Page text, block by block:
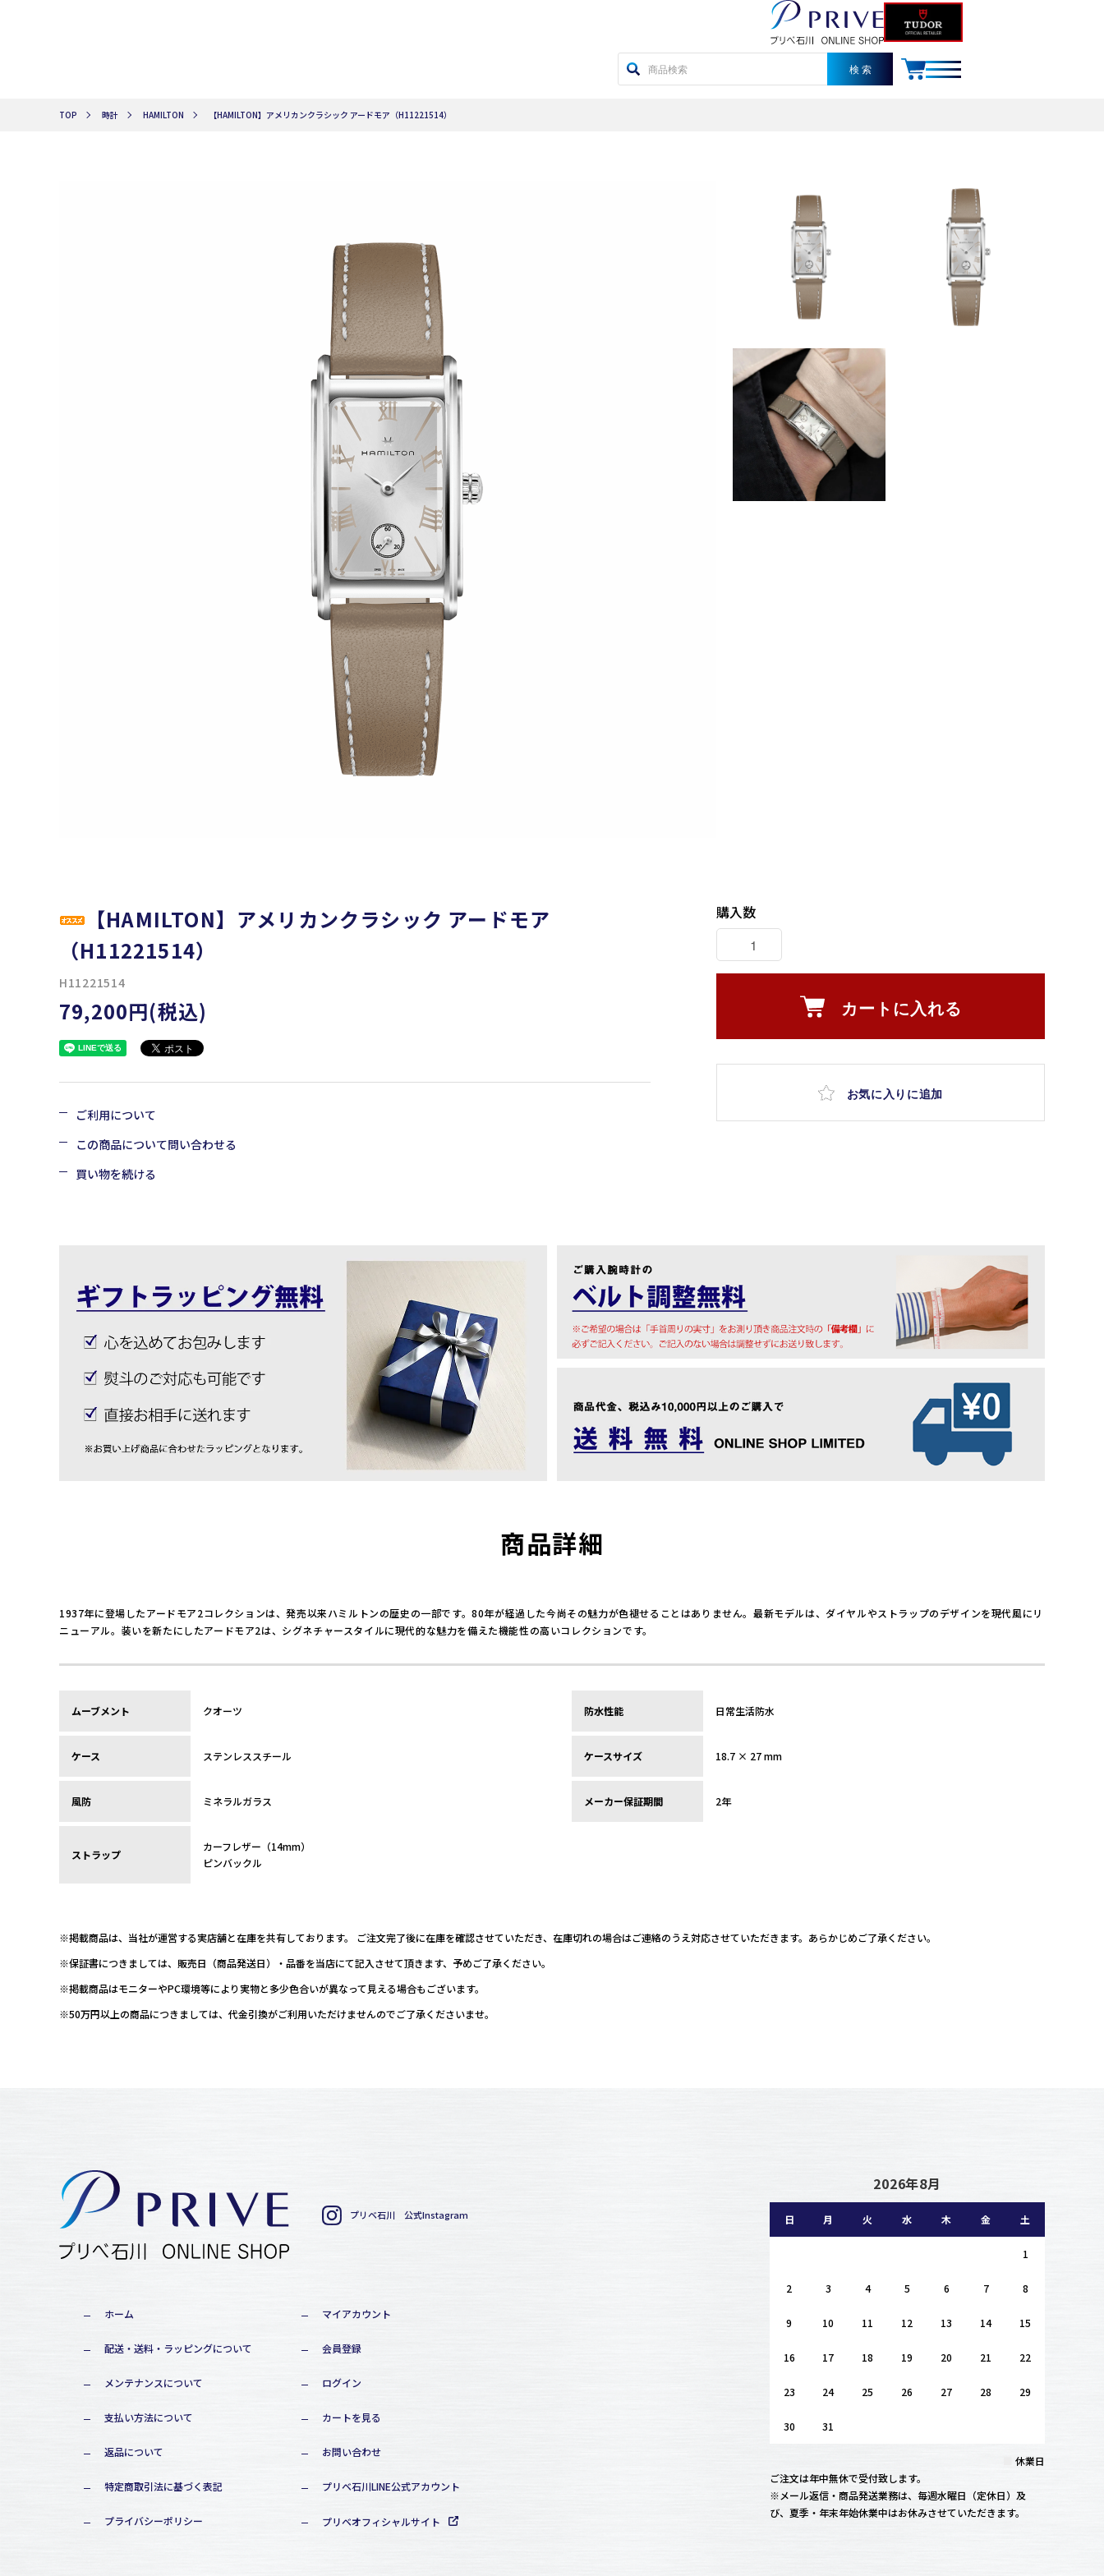
TOP 時計 HAMILTON 【HAMILTON】アメリカンクラシック アードモア（H11221514）
【HAMILTON】アメリカンクラシック アードモア
（H11221514）
H11221514
79,200円(税込)
ご利用について
この商品について問い合わせる
買い物を続ける
購入数
カートに入れる
お気に入りに追加
商品詳細
1937年に登場したアードモア2コレクションは、発売以来ハミルトンの歴史の一部です。80年が経過した今尚その魅力が色褪せることはありません。最新モデルは、ダイヤルやストラップのデザインを現代風にリ
ニューアル。装いを新たにしたアードモア2は、シグネチャースタイルに現代的な魅力を備えた機能性の高いコレクションです。
ムーブメント クオーツ
ケース ステンレススチール
風防 ミネラルガラス
ストラップ
カーフレザー（14mm）
ピンバックル
防水性能 日常生活防水
ケースサイズ 18.7 × 27 mm
メーカー保証期間 2年
※掲載商品は、当社が運営する実店舗と在庫を共有しております。 ご注文完了後に在庫を確認させていただき、在庫切れの場合はご連絡のうえ対応させていただきます。あらかじめご了承ください。
※保証書につきましては、販売日（商品発送日）・品番を当店にて記入させて頂きます、予めご了承ください。
※掲載商品はモニターやPC環境等により実物と多少色合いが異なって見える場合もございます。
※50万円以上の商品につきましては、代金引換がご利用いただけませんのでご了承くださいませ。
プリベ石川 公式Instagram
ホーム
配送・送料・ラッピングについて
メンテナンスについて
支払い方法について
返品について
特定商取引法に基づく表記
プライバシーポリシー
マイアカウント
会員登録
ログイン
カートを見る
お問い合わせ
プリベ石川LINE公式アカウント
プリベオフィシャルサイト
2026年8月
日 月 火 水 木 金 土
1
2 3 4 5 6 7 8
9 10 11 12 13 14 15
16 17 18 19 20 21 22
23 24 25 26 27 28 29
30 31
休業日
ご注文は年中無休で受付致します。
※メール返信・商品発送業務は、毎週水曜日（定休日）及
び、夏季・年末年始休業中はお休みさせていただきます。